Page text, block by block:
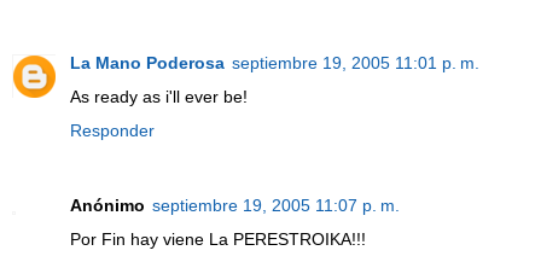
La Mano Poderosa septiembre 19, 2005 11:01 p. m.
As ready as i'll ever be!
Responder
Anónimo septiembre 19, 2005 11:07 p. m.
Por Fin hay viene La PERESTROIKA!!!